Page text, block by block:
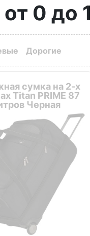
0 до
Дорогие
сумка на 2-х
Titan PRIME 87
Черная